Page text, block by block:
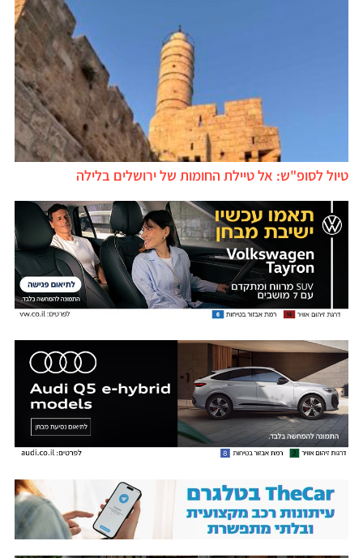
טיול לסופ"ש: אל טיילת החומות של ירושלים בלילה